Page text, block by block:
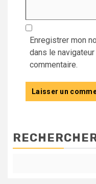
Enregistrer mon
dans le
commentaire.